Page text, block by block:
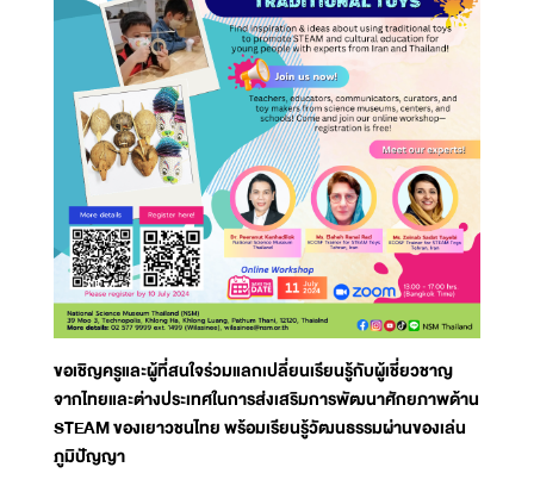
ขอเชิญครูและผู้ที่สนใจร่วมแลกเปลี่ยนเรียนรู้กับผู้เชี่ยวชาญ
จากไทยและต่างประเทศในการส่งเสริมการพัฒนาศักยภาพด้าน
STEAM ของเยาวชนไทย พร้อมเรียนรู้วัฒนธรรมผ่านของเล่น
ภูมิปัญญา